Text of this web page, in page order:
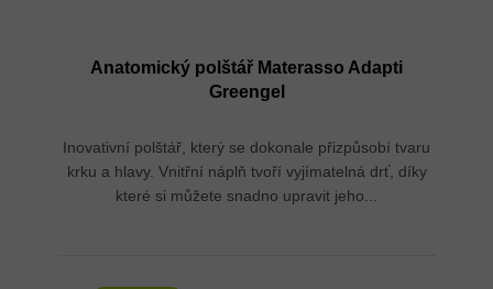
Anatomický polštář Materasso Adapti
Greengel
Inovativní polštář, který se dokonale přizpůsobí tvaru
krku a hlavy. Vnitřní náplň tvoří vyjímatelná drť, díky
které si můžete snadno upravit jeho...